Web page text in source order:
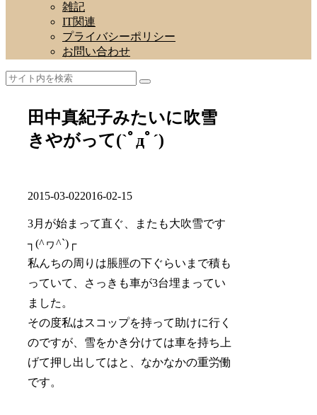
雑記
IT関連
プライバシーポリシー
お問い合わせ
田中真紀子みたいに吹雪
きやがって(`ﾟдﾟ´)
2015-03-022016-02-15
3月が始まって直ぐ、またも大吹雪です
┐(^ヮ^`)┌
私んちの周りは脹脛の下ぐらいまで積も
っていて、さっきも車が3台埋まってい
ました。
その度私はスコップを持って助けに行く
のですが、雪をかき分けては車を持ち上
げて押し出してはと、なかなかの重労働
です。